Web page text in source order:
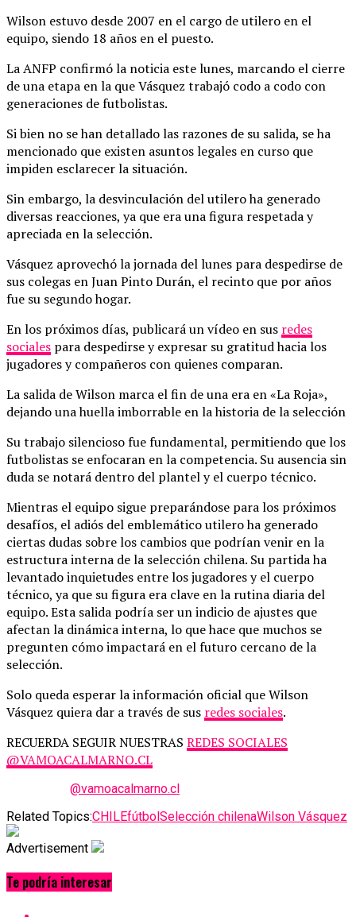
Wilson estuvo desde 2007 en el cargo de utilero en el
equipo, siendo 18 años en el puesto.
La ANFP confirmó la noticia este lunes, marcando el cierre
de una etapa en la que Vásquez trabajó codo a codo con
generaciones de futbolistas.
Si bien no se han detallado las razones de su salida, se ha
mencionado que existen asuntos legales en curso que
impiden esclarecer la situación.
Sin embargo, la desvinculación del utilero ha generado
diversas reacciones, ya que era una figura respetada y
apreciada en la selección.
Vásquez aprovechó la jornada del lunes para despedirse de
sus colegas en Juan Pinto Durán, el recinto que por años
fue su segundo hogar.
En los próximos días, publicará un vídeo en sus redes
sociales para despedirse y expresar su gratitud hacia los
jugadores y compañeros con quienes comparan.
La salida de Wilson marca el fin de una era en «La Roja»,
dejando una huella imborrable en la historia de la selección
Su trabajo silencioso fue fundamental, permitiendo que los
futbolistas se enfocaran en la competencia. Su ausencia sin
duda se notará dentro del plantel y el cuerpo técnico.
Mientras el equipo sigue preparándose para los próximos
desafíos, el adiós del emblemático utilero ha generado
ciertas dudas sobre los cambios que podrían venir en la
estructura interna de la selección chilena. Su partida ha
levantado inquietudes entre los jugadores y el cuerpo
técnico, ya que su figura era clave en la rutina diaria del
equipo. Esta salida podría ser un indicio de ajustes que
afectan la dinámica interna, lo que hace que muchos se
pregunten cómo impactará en el futuro cercano de la
selección.
Solo queda esperar la información oficial que Wilson
Vásquez quiera dar a través de sus redes sociales.
RECUERDA SEGUIR NUESTRAS REDES SOCIALES
@VAMOACALMARNO.CL
@vamoacalmarno.cl
Related Topics:CHILEfútbolSelección chilenaWilson Vásquez
Advertisement
Te podría interesar